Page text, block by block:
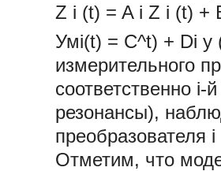
Z i (t) = A i Z i (t) +
Умi(t) = C^t) + Di y
измерительного
соответственно
резонансы),
преобразователя
Отметим, что